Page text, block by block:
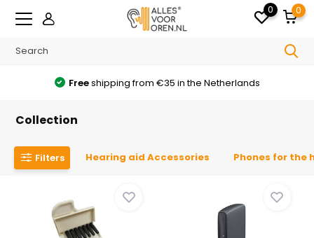
0 0
Freeshipping from €35 in the Netherlands
Collection
Filters Hearing aid Accessories Phones for the